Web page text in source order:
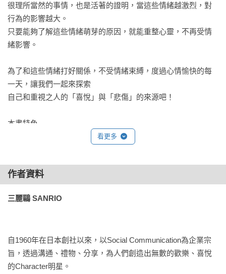
很理所當然的事情，也是活著的證明，當這些情緒越激烈，對
行為的影響越大。
只要能夠了解這些情緒萌芽的原因，就能重整心靈，不再受情
緒影響。
為了和這些情緒打好關係，不受情緒束縛，度過心情愉快的每
一天，讓我們一起來探索
自己和重視之人的「喜悅」與「悲傷」的來源吧！
本書特色
• 將17世紀荷蘭哲學家斯賓諾莎的著作《倫理學》，轉換成好讀
夠輕鬆理解重點，掌握《倫理學》想傳達的精髓。
愛、精美的插圖，值得喜愛大耳狗的粉絲收藏。
三麗鷗人氣角色 X 世界經典名著系列，用親切好讀的方式，帶
領讀者入門，精美插畫與方便攜帶的書籍尺寸，就隨著它一起
遨遊充滿哲理的文字世界吧！
看更多
作者資料
三麗鷗 SANRIO
自1960年在日本創社以來，以Social Communication為企業宗
旨，透過溝通、禮物、分享，為人們創造出無數的歡樂、喜悅
的Character明星。